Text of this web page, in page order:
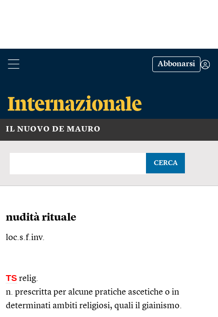
Abbonarsi
IL NUOVO DE MAURO
CERCA
nudità rituale
loc.s.f.inv.
TS relig.
n. prescritta per alcune pratiche ascetiche o in
determinati ambiti religiosi, quali il giainismo.